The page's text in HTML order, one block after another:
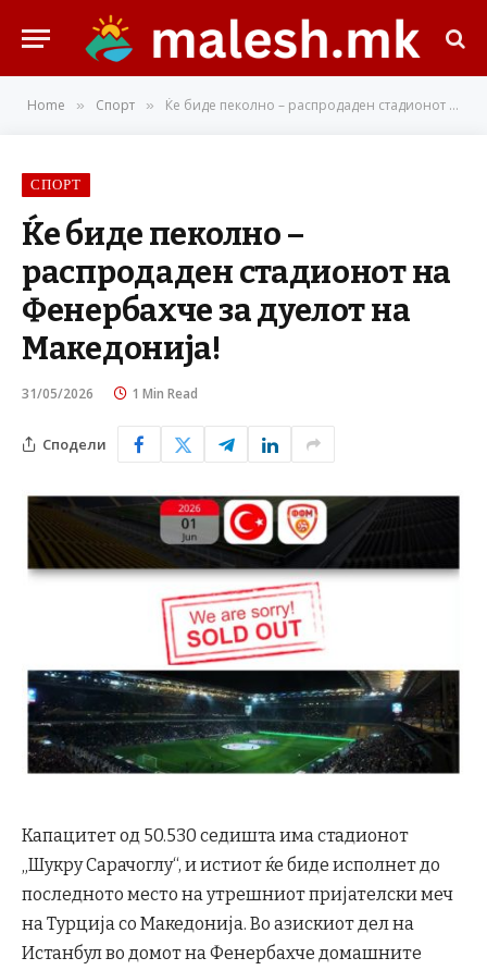
Home » Спорт » Ќе биде пеколно – распродаден стадионот на Фенербахче за дуелот на Македонија!
СПОРТ
Ќе биде пеколно –
распродаден стадионот на
Фенербахче за дуелот на
Македонија!
31/05/2026 1 Min Read
Сподели
Капацитет од 50.530 седишта има стадионот
„Шукру Сарачоглу“, и истиот ќе биде исполнет до
последното место на утрешниот пријателски меч
на Турција со Македонија. Во азискиот дел на
Истанбул во домот на Фенербахче домашните